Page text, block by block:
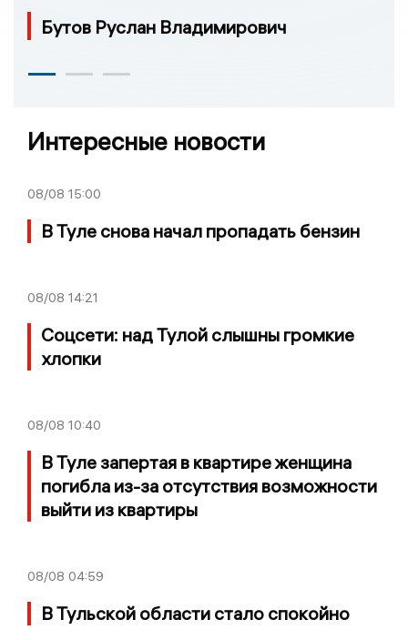
Бутов Руслан Владимирович
Интересные новости
08/08 15:00
В Туле снова начал пропадать бензин
08/08 14:21
Соцсети: над Тулой слышны громкие
хлопки
08/08 10:40
В Туле запертая в квартире женщина
погибла из-за отсутствия возможности
выйти из квартиры
08/08 04:59
В Тульской области стало спокойно